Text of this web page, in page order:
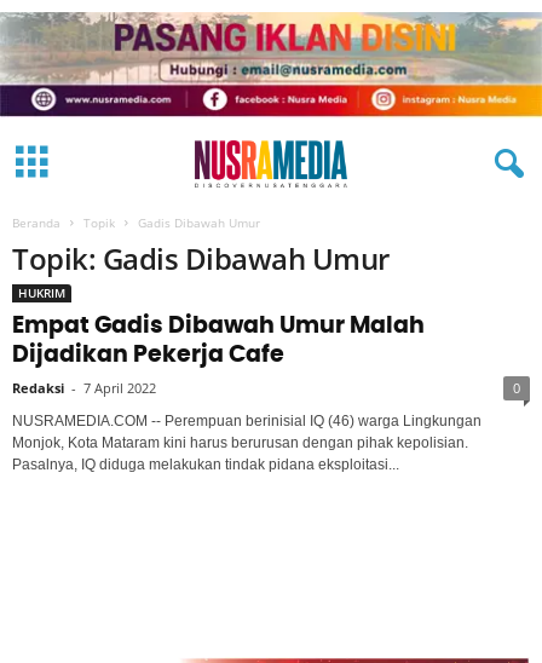
Beranda Topik Gadis Dibawah Umur
Topik: Gadis Dibawah Umur
HUKRIM
Empat Gadis Dibawah Umur Malah
Dijadikan Pekerja Cafe
Redaksi - 7 April 2022 0
NUSRAMEDIA.COM -- Perempuan berinisial IQ (46) warga Lingkungan
Monjok, Kota Mataram kini harus berurusan dengan pihak kepolisian.
Pasalnya, IQ diduga melakukan tindak pidana eksploitasi...